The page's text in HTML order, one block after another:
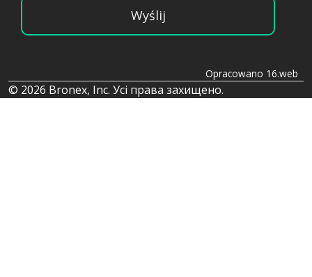
Wyślij
Opracowano 16.web
© 2026 Bronex, Inc. Усі права захищено.